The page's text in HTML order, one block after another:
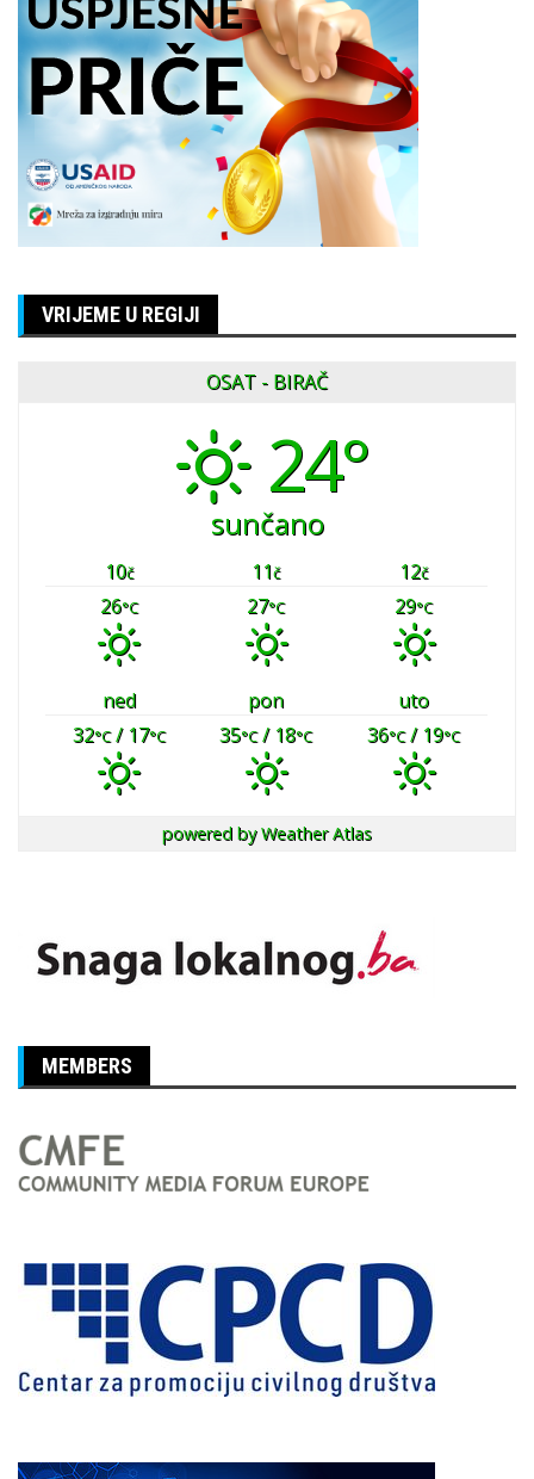
VRIJEME U REGIJI
OSAT - BIRAČ
24°
sunčano
10č 11č 12č
26°C 27°C 29°C
ned pon
uto
32°C/ 17°C 35°C/ 18°C 36°C/ 19°C
powered byWeather Atlas
MEMBERS